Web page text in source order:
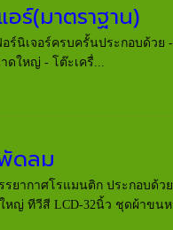
ร์(มาตราฐาน)
นิเจอร์ครบครั้นประกอบด้วย
ดใหญ่ - โต๊ะเครื่...
ดลม
ยากาศโรแมนติก ประกอบด้
หญ่ ทีวีสี LCD-32นิ้ว ชุดผ้าขนห